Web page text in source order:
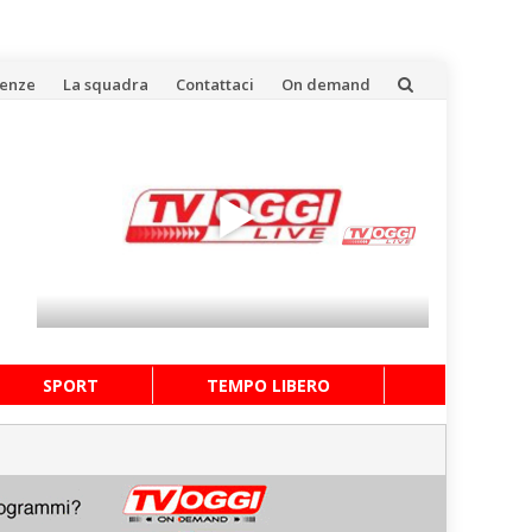
La squadra Contattaci On demand
SPORT TEMPO LIBERO